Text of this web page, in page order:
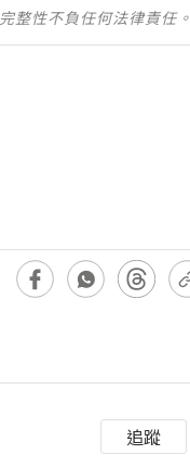
整性不負任何法律責任。
追蹤